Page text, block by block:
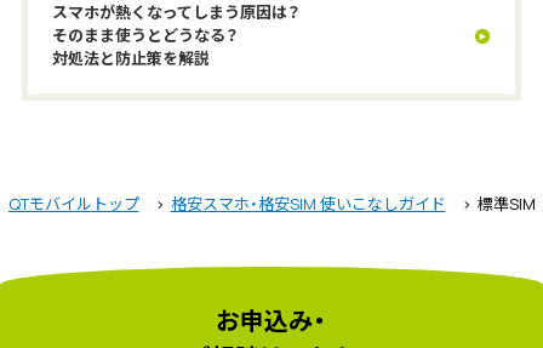
スマホが熱くなってしまう原因は？
そのまま使うとどうなる？
対処法と防止策を解説
QTモバイルトップ 格安スマホ・格安SIM 使いこなしガイド 標準SIM
お申込み・